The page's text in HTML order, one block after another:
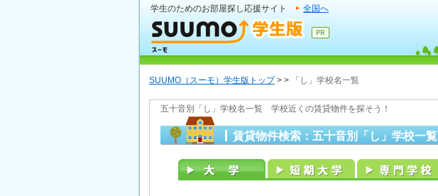
学生のためのお部屋探し応援サイト 全国へ
SUUMO（スーモ）学生版トップ> > 「し」学校名一覧
五十音別「し」学校名一覧 学校近くの賃貸物件を探そう！
賃貸物件検索：五十音別「し」学校一覧